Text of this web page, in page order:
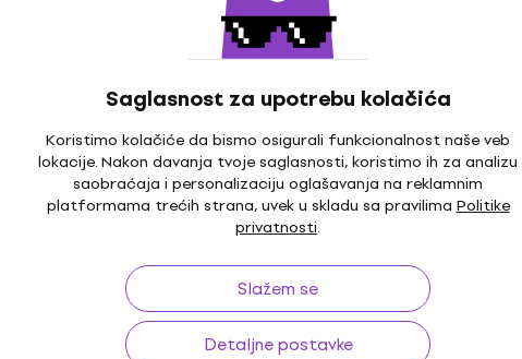
Saglasnost za upotrebu kolačića
Koristimo kolačiće da bismo osigurali funkcionalnost naše veb
lokacije. Nakon davanja tvoje saglasnosti, koristimo ih za analizu
saobraćaja i personalizaciju oglašavanja na reklamnim
platformama trećih strana, uvek u skladu sa pravilimaPolitike
privatnosti.
Slažem se
Detaljne postavke
Cevasti usnik
Torba
Širina (cm)